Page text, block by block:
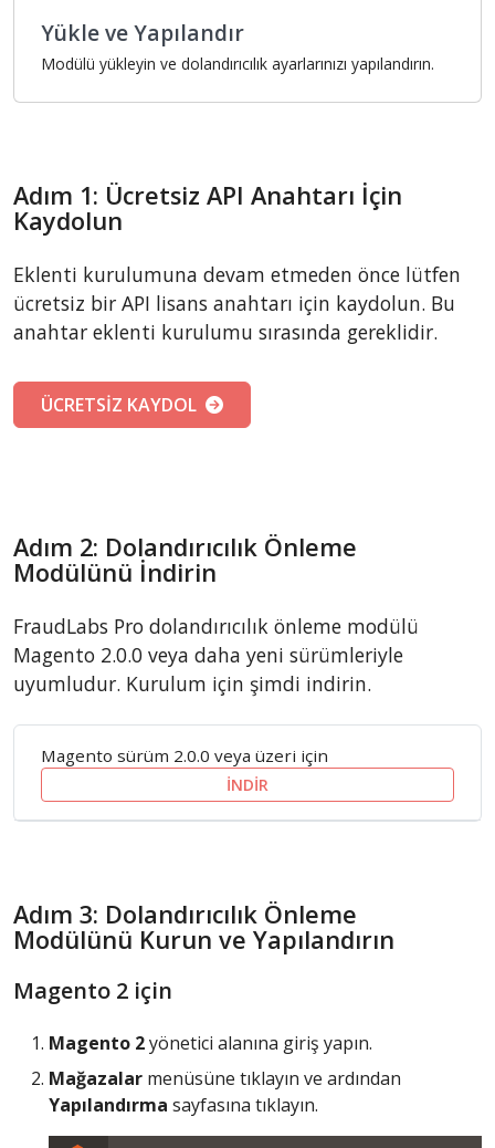
Yükle ve Yapılandır
Modülü yükleyin ve dolandırıcılık ayarlarınızı yapılandırın.
Adım 1: Ücretsiz API Anahtarı İçin
Kaydolun
Eklenti kurulumuna devam etmeden önce lütfen
ücretsiz bir API lisans anahtarı için kaydolun. Bu
anahtar eklenti kurulumu sırasında gereklidir.
ÜCRETSİZ KAYDOL
Adım 2: Dolandırıcılık Önleme
Modülünü İndirin
FraudLabs Pro dolandırıcılık önleme modülü
Magento 2.0.0 veya daha yeni sürümleriyle
uyumludur. Kurulum için şimdi indirin.
Magento sürüm 2.0.0 veya üzeri için
İNDİR
Adım 3: Dolandırıcılık Önleme
Modülünü Kurun ve Yapılandırın
Magento 2 için
Magento 2yönetici alanına giriş yapın.
Mağazalar menüsüne tıklayın ve ardından
Yapılandırma sayfasına tıklayın.